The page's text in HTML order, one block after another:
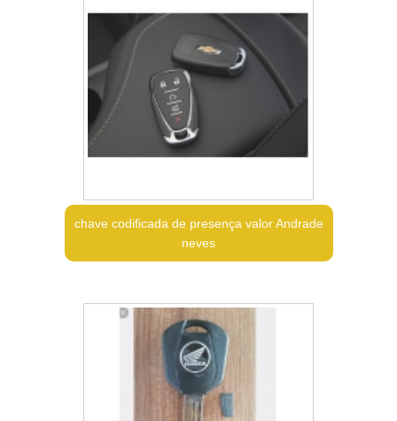
chave codificada de presença valor Andrade
neves